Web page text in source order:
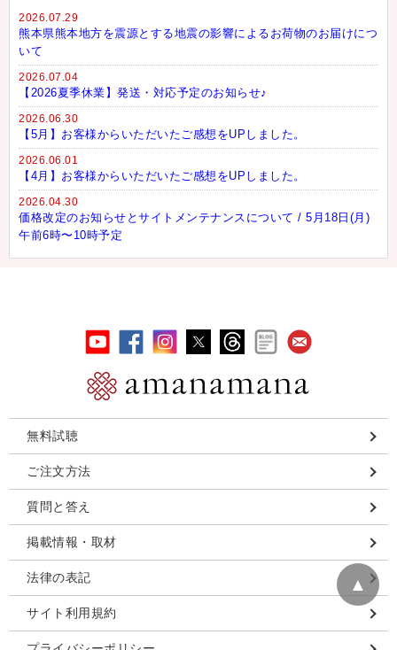
2026.07.29
熊本県熊本地方を震源とする地震の影響によるお荷物のお届けにつ
いて
2026.07.04
【2026夏季休業】発送・対応予定のお知らせ♪
2026.06.30
【5月】お客様からいただいたご感想をUPしました。
2026.06.01
【4月】お客様からいただいたご感想をUPしました。
2026.04.30
価格改定のお知らせとサイトメンテナンスについて / 5月18日(月)
午前6時〜10時予定
無料試聴
ご注文方法
質問と答え
掲載情報・取材
法律の表記
サイト利用規約
▲